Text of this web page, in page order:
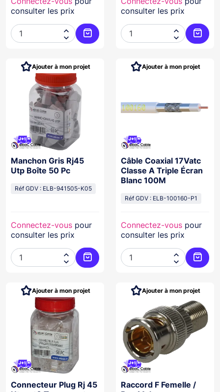
consulter les prix


Ajouter au panier
consulter les prix


Manchon Gris Rj45
Utp Boîte 50 Pc
Réf GDV : ELB-941505-K05
Connectez-vous pour
consulter les prix


Ajouter au panier
Ajouter à mon projet
Câble Coaxial 17Vatc
Classe A Triple Écran
Blanc 100M
Réf GDV : ELB-100160-P1
Connectez-vous pour
consulter les prix


Ajouter à mon projet
Connecteur Plug Rj 45
Ajouter à mon projet
Raccord F Femelle /
Ajouter à mon projet